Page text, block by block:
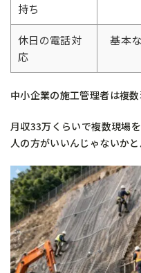
持ち
休日の電話対
応
基本
中小企業の施工管理者は複数
月収33万くらいで複数現場
人の方がいいんじゃないか